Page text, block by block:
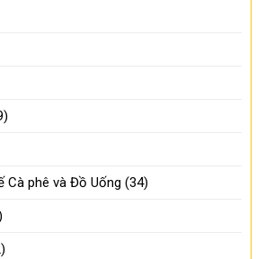
Cà phê và Đồ Uống (34)